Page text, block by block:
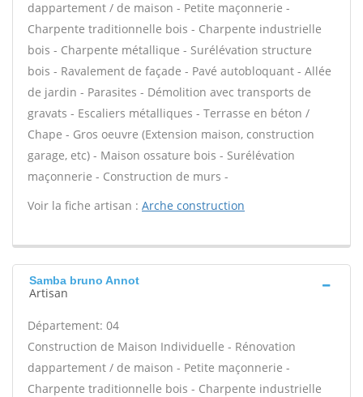
dappartement / de maison - Petite maçonnerie -
Charpente traditionnelle bois - Charpente industrielle
bois - Charpente métallique - Surélévation structure
bois - Ravalement de façade - Pavé autobloquant - Allée
de jardin - Parasites - Démolition avec transports de
gravats - Escaliers métalliques - Terrasse en béton /
Chape - Gros oeuvre (Extension maison, construction
garage, etc) - Maison ossature bois - Surélévation
maçonnerie - Construction de murs -
Voir la fiche artisan : Arche construction
Samba bruno Annot
Artisan
Département: 04
Construction de Maison Individuelle - Rénovation
dappartement / de maison - Petite maçonnerie -
Charpente traditionnelle bois - Charpente industrielle